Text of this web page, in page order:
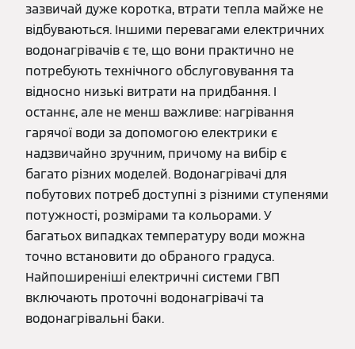
зазвичай дуже коротка, втрати тепла майже не
відбуваються. Іншими перевагами електричних
водонагрівачів є те, що вони практично не
потребують технічного обслуговування та
відносно низькі витрати на придбання. І
останнє, але не менш важливе: нагрівання
гарячої води за допомогою електрики є
надзвичайно зручним, причому на вибір є
багато різних моделей. Водонагрівачі для
побутових потреб доступні з різними ступенями
потужності, розмірами та кольорами. У
багатьох випадках температуру води можна
точно встановити до обраного градуса.
Найпоширеніші електричні системи ГВП
включають проточні водонагрівачі та
водонагрівальні баки.